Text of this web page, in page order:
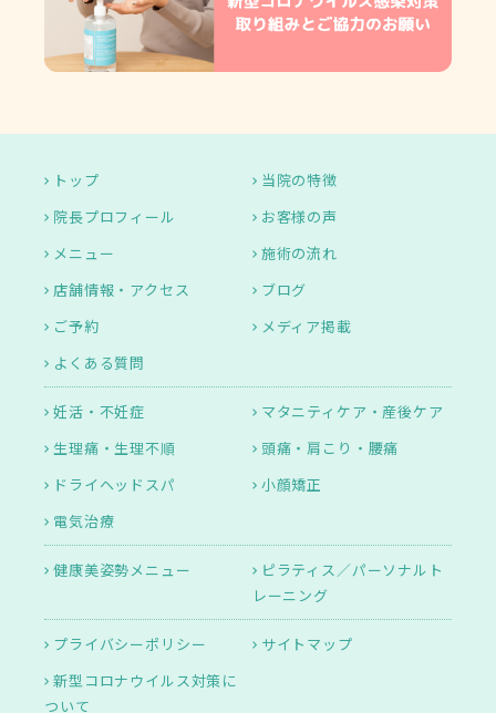
トップ
当院の特徴
院長プロフィール
お客様の声
メニュー
施術の流れ
店舗情報・アクセス
ブログ
ご予約
メディア掲載
よくある質問
妊活・不妊症
マタニティケア・産後ケア
生理痛・生理不順
頭痛・肩こり・腰痛
ドライヘッドスパ
小顔矯正
電気治療
健康美姿勢メニュー
ピラティス／パーソナルト
レーニング
プライバシーポリシー
サイトマップ
新型コロナウイルス対策に
ついて